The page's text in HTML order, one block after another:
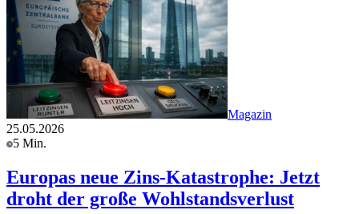
Magazin
25.05.2026
5 Min.
Europas neue Zins-Katastrophe: Jetzt
droht der große Wohlstandsverlust